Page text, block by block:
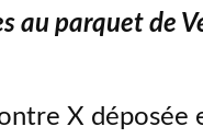
au parquet de
X déposée